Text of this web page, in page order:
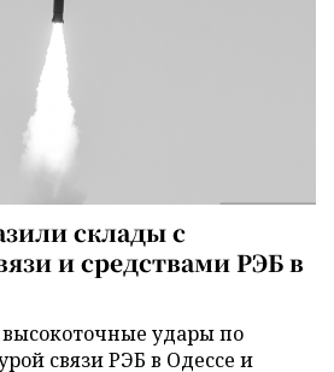
склады с
и средствами РЭБ в
удары по
связи РЭБ в Одессе и